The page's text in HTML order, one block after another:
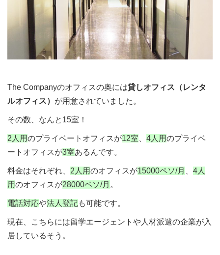
The Companyのオフィスの奥には貸しオフィス（レンタ
ルオフィス） が用意されていました。
その数、なんと15室！
2人用のプライベートオフィスが12室、 4人用のプライベ
ートオフィスが3室あるんです。
料金はそれぞれ、 2人用のオフィスが15000ペソ/月 、 4人
用のオフィスが28000ペソ/月 。
電話対応や法人登記も可能です。
現在、こちらには留学エージェントや人材派遣の企業が入
居しているそう。